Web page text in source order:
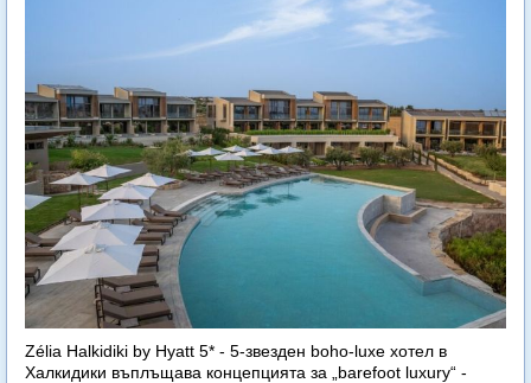
Zélia Halkidiki by Hyatt 5* - 5-звезден boho-luxe хотел в
Халкидики въплъщава концепцията за „barefoot luxury“ -